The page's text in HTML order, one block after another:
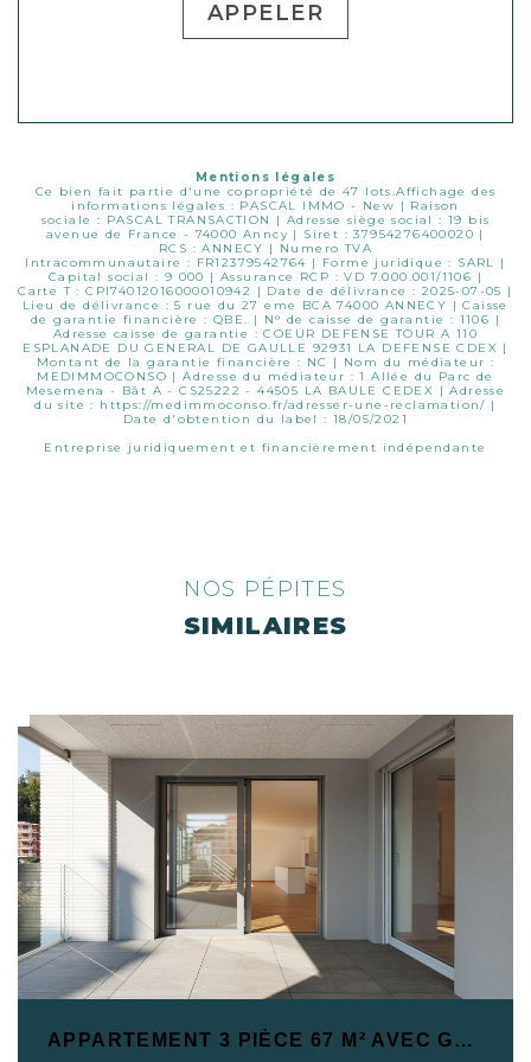
APPELER
Mentions légales
Ce bien fait partie d'une copropriété de 47 lots.Affichage des
informations légales : PASCAL IMMO - New | Raison
sociale : PASCAL TRANSACTION | Adresse siège social : 19 bis
avenue de France - 74000 Anncy | Siret : 37954276400020 |
RCS : ANNECY | Numero TVA
Intracommunautaire : FR12379542764 | Forme juridique : SARL |
Capital social : 9 000 | Assurance RCP : VD 7.000.001/1106 |
Carte T : CPI74012016000010942 | Date de délivrance : 2025-07-05 |
Lieu de délivrance : 5 rue du 27 eme BCA 74000 ANNECY | Caisse
de garantie financière : QBE. | N° de caisse de garantie : 1106 |
Adresse caisse de garantie : COEUR DEFENSE TOUR A 110
ESPLANADE DU GENERAL DE GAULLE 92931 LA DEFENSE CDEX |
Montant de la garantie financière : NC | Nom du médiateur :
MEDIMMOCONSO | Adresse du médiateur : 1 Allée du Parc de
Mesemena - Bât A - CS25222 - 44505 LA BAULE CEDEX | Adresse
du site : https://medimmoconso.fr/adresser-une-reclamation/ |
Date d'obtention du label : 18/05/2021
Entreprise juridiquement et financièrement indépendante
NOS PÉPITES
SIMILAIRES
APPARTEMENT 3 PIÈCE 67 M² AVEC GARAGE